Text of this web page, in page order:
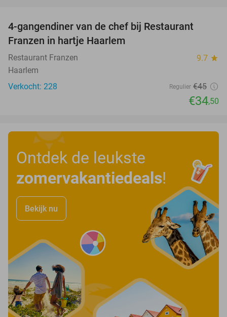
4-gangendiner van de chef bij Restaurant
Franzen in hartje Haarlem
Restaurant Franzen 9.7 star
Haarlem
Verkocht: 228
Regulier €45
€34,50
Ontdek de leukste
zomervakantiedeals!
Bekijk nu